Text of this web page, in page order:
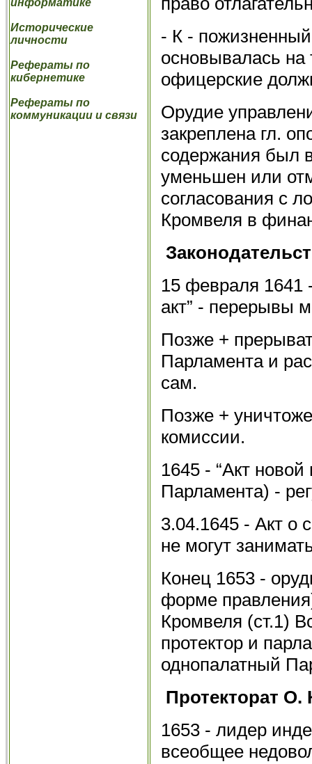
информатике
Исторические
личности
Рефераты по
кибернетике
Рефераты по
коммуникации и связи
- К -
основывалась
офицерские
Орудие
закреплена гл.
содержания был
уменьшен или
согласования с
Кромвеля в
15 февраля 1641
акт” - перерывы
Позже +
Парламента и
сам.
Позже +
комиссии.
1645 - “Акт
Парламента) -
3.04.1645 - Акт о
не могут
Конец 1653 -
форме
Кромвеля (ст.1)
протектор и
однопалатный
Протекторат О.
1653 - лидер
всеобщее